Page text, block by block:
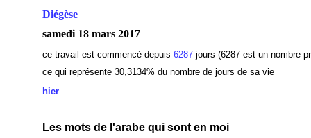
Diégèse
samedi 18 mars 2017
ce travail est commencé depuis 6287jours (6287 est un nombre
ce qui représente 30,3134% du nombre de jours de sa vie
hier
Les mots de l'arabe qui sont en moi